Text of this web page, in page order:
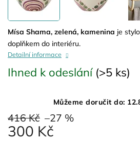
416 Kč –27 %
300 Kč
Ihned k odeslání (>5 ks)
Můžeme doručit do:
Mísa Shama, zelená, kamenina je
doplňkem do interiéru.
Detailní informace